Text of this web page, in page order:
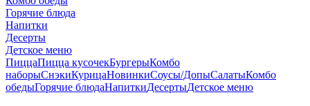
Горячие блюда
Напитки
Десерты
Детское меню
ПиццаПицца кусочекБургерыКомбо
наборыСнэкиКурицаНовинкиСоусы/ДопыСалатыКомбо
обедыГорячие блюдаНапиткиДесертыДетское меню